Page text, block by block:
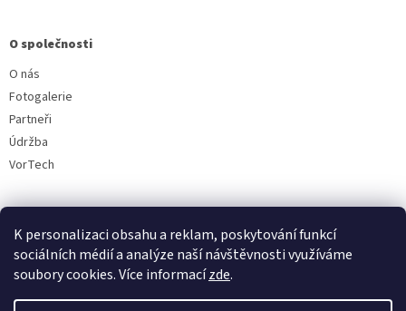
K personalizaci obsahu a reklam, poskytování funkcí
sociálních médií a analýze naší návštěvnosti využíváme
soubory cookies. Více informacízde.
O společnosti
O nás
Fotogalerie
Partneři
Údržba
VorTech